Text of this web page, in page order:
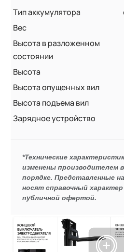
Тип аккумулятора
Вес
Высота в разложенном
состоянии
Высота
Высота опущенных вил
Высота подъема вил
Зарядное устройство
*Технические
изменены производителем
порядке. Представленные
носят справочный
публичной офертой.